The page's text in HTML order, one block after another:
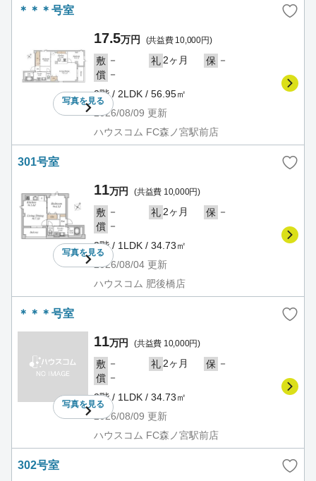
＊＊＊号室
写真を見る
17.5万円 (共益費 10,000円)
敷 － 礼 2ヶ月 保 －
償 －
2階 / 2LDK / 56.95㎡
2026/08/09 更新
ハウスコム FC森ノ宮駅前店
301号室
写真を見る
11万円 (共益費 10,000円)
敷 － 礼 2ヶ月 保 －
償 －
3階 / 1LDK / 34.73㎡
2026/08/04 更新
ハウスコム 肥後橋店
＊＊＊号室
写真を見る
11万円 (共益費 10,000円)
敷 － 礼 2ヶ月 保 －
償 －
3階 / 1LDK / 34.73㎡
2026/08/09 更新
ハウスコム FC森ノ宮駅前店
302号室